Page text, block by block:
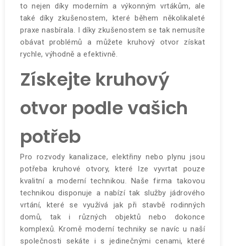
to nejen díky moderním a výkonným vrtákům, ale
také díky zkušenostem, které během několikaleté
praxe nasbírala. I díky zkušenostem se tak nemusíte
obávat problémů a můžete kruhový otvor získat
rychle, výhodně a efektivně.
Získejte kruhový
otvor podle vašich
potřeb
Pro rozvody kanalizace, elektřiny nebo plynu jsou
potřeba kruhové otvory, které lze vyvrtat pouze
kvalitní a moderní technikou. Naše firma takovou
technikou disponuje a nabízí tak služby jádrového
vrtání, které se využívá jak při stavbě rodinných
domů, tak i různých objektů nebo dokonce
komplexů. Kromě moderní techniky se navíc u naší
společnosti sekáte i s jedinečnými cenami, které